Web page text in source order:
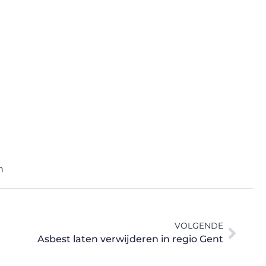
VOLGENDE
Asbest laten verwijderen in regio Gent